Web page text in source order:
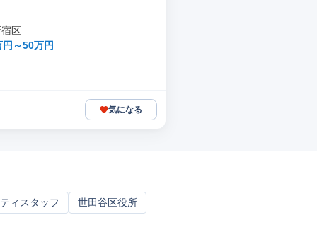
区
～50万円
気になる
ィスタッフ 世田谷区役所